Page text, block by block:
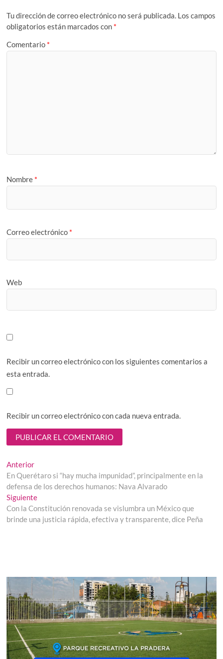
Tu dirección de correo electrónico no será publicada. Los campos
obligatorios están marcados con *
Comentario *
Nombre *
Correo electrónico *
Web
Recibir un correo electrónico con los siguientes comentarios a
esta entrada.
Recibir un correo electrónico con cada nueva entrada.
Navegación
de
entradas
AnteriorEntrada
anterior:
En Querétaro si “hay mucha impunidad”, principalmente en la
defensa de los derechos humanos: Nava Alvarado
SiguienteEntrada
siguiente:
Con la Constitución renovada se vislumbra un México que
brinde una justicia rápida, efectiva y transparente, dice Peña